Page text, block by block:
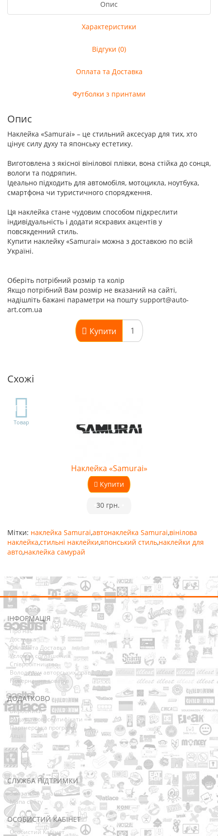
Опис
Характеристики
Відгуки (0)
Оплата та Доставка
Футболки з принтами
Опис
Наклейка «Samurai» – це стильний аксесуар для тих, хто
цінує силу духу та японську естетику.
Виготовлена з якісної вінілової плівки, вона стійка до сонця,
вологи та подряпин.
Ідеально підходить для автомобіля, мотоцикла, ноутбука,
смартфона чи туристичного спорядження.
Ця наклейка стане чудовим способом підкреслити
індивідуальність і додати яскравих акцентів у
повсякденний стиль.
Купити наклейку «Samurai» можна з доставкою по всій
Україні.
Оберіть потрібний розмір та колір
Якщо потрібний Вам розмір не вказаний на сайті,
надішліть бажані параметри на пошту support@auto-
art.com.ua
Купити
Схожі
TOP
Товар
Наклейка «Samurai»
Купити
30 грн.
Мітки: наклейка Samurai,автонаклейка Samurai,вінілова
наклейка,стильні наклейки,японський стиль,наклейки для
авто,наклейка самурай
ІНФОРМАЦІЯ
Про нас
Доставка
Оплата та Доставка
Условия соглашения
Співробітництво
Володарям авторських прав
Повернення товарів
ДОДАТКОВО
Виробники
Подарункові сертифікати
Партнерська програма
Акції
СЛУЖБА ПІДТРИМКИ
Зв’язатися з нами
Мапа сайту
ОСОБИСТИЙ КАБІНЕТ
Особистий Кабінет